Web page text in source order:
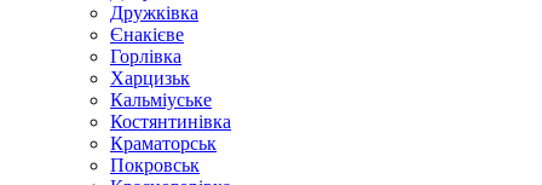
Дружківка
Єнакієве
Горлівка
Харцизьк
Кальміуське
Костянтинівка
Краматорськ
Покровськ